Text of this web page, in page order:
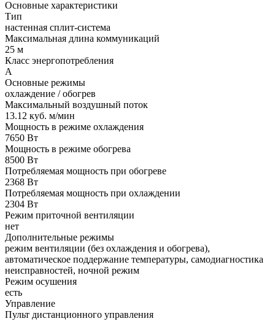
Основные характеристики
Тип
настенная сплит-система
Максимальная длина коммуникаций
25 м
Класс энергопотребления
A
Основные режимы
охлаждение / обогрев
Максимальный воздушный поток
13.12 куб. м/мин
Мощность в режиме охлаждения
7650 Вт
Мощность в режиме обогрева
8500 Вт
Потребляемая мощность при обогреве
2368 Вт
Потребляемая мощность при охлаждении
2304 Вт
Режим приточной вентиляции
нет
Дополнительные режимы
режим вентиляции (без охлаждения и обогрева),
автоматическое поддержание температуры, самодиагностика
неисправностей, ночной режим
Режим осушения
есть
Управление
Пульт дистанционного управления